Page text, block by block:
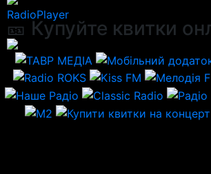
RadioPlayer
🎫 Купуйте квитки